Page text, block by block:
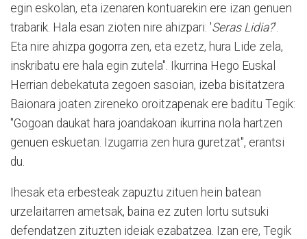
egin eskolan, eta izenaren kontuarekin ere izan genuen
trabarik. Hala esan zioten nire ahizpari: 'Seras Lidia?'.
Eta nire ahizpa gogorra zen, eta ezetz, hura Lide zela,
inskribatu ere hala egin zutela". Ikurrina Hego Euskal
Herrian debekatuta zegoen sasoian, izeba bisitatzera
Baionara joaten zireneko oroitzapenak ere baditu Tegik:
"Gogoan daukat hara joandakoan ikurrina nola hartzen
genuen eskuetan. Izugarria zen hura guretzat", erantsi
du.
Ihesak eta erbesteak zapuztu zituen hein batean
urzelaitarren ametsak, baina ez zuten lortu sutsuki
defendatzen zituzten ideiak ezabatzea. Izan ere, Tegik